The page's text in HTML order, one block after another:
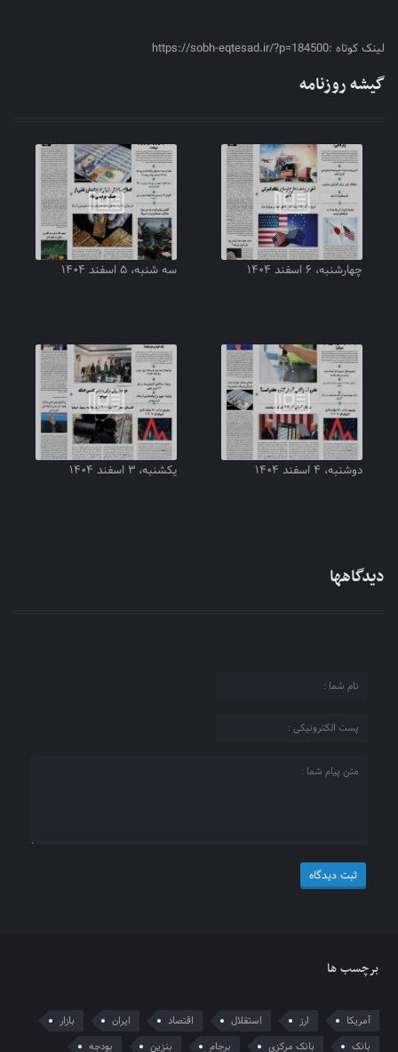
لینک کوتاه :https://sobh-eqtesad.ir/?p=184500
گیشه روزنامه
چهارشنبه، ۶ اسفند ۱۴۰۴ سه شنبه، ۵ اسفند ۱۴۰۴
دوشنبه، ۴ اسفند ۱۴۰۴ یکشنبه، ۳ اسفند ۱۴۰۴
دیدگاهها
برچسب ها
آمریکا ارز استقلال اقتصاد ایران
بازار
بانک
بانک مرکزی برجام بنزین بودجه